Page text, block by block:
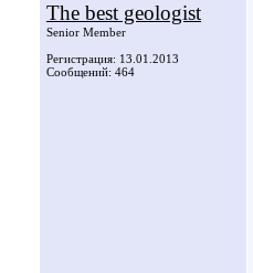
The best geologist
Senior Member
Регистрация: 13.01.2013
Сообщений: 464